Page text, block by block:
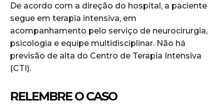
De acordo com a direção do hospital, a paciente
segue em terapia intensiva, em
acompanhamento pelo serviço de neurocirurgia,
psicologia e equipe multidisciplinar. Não há
previsão de alta do Centro de Terapia Intensiva
(CTI).
RELEMBRE O CASO